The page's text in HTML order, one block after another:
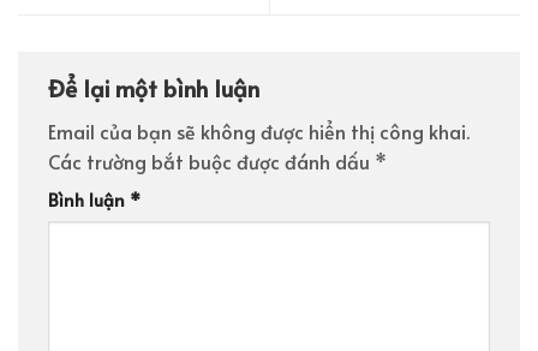
Để lại một bình luận
Email của bạn sẽ không được hiển thị công khai.
Các trường bắt buộc được đánh dấu *
Bình luận *